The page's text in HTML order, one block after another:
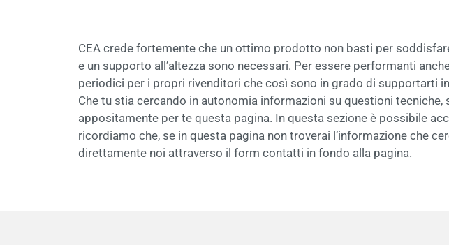
CEA crede fortemente che un ottimo prodotto non basti per
e un supporto all’altezza sono necessari. Per essere performanti
periodici per i propri rivenditori che così sono in grado di supportarti
Che tu stia cercando in autonomia informazioni su questioni
appositamente per te questa pagina. In questa sezione è possibile
ricordiamo che, se in questa pagina non troverai l’informazione che
direttamente noi attraverso il form contatti in fondo alla pagina.